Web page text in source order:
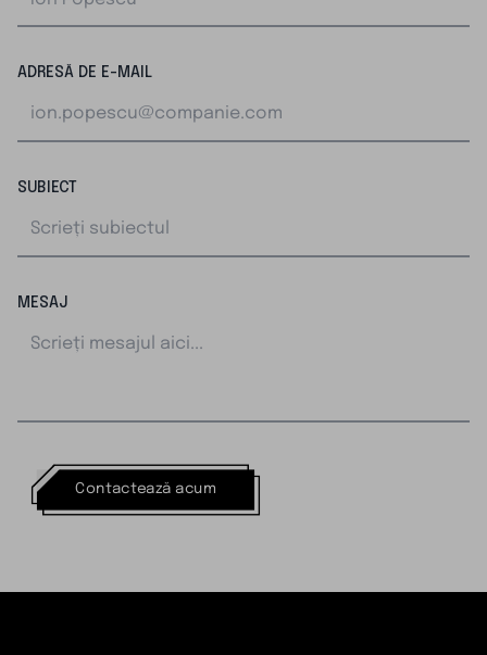
ADRESĂ DE E-MAIL
SUBIECT
MESAJ
Contactează acum